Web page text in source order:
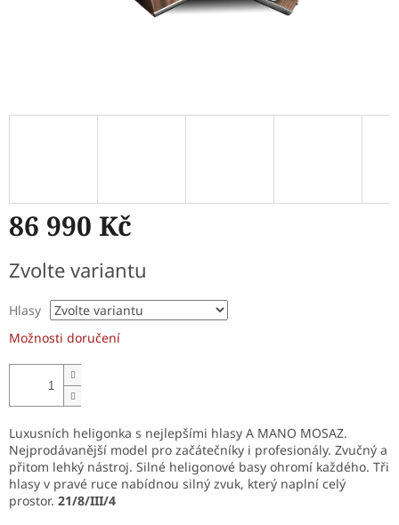
86 990 Kč
cena:
Zvolte variantu
Hlasy
Možnosti doručení
Luxusních heligonka s nejlepšími hlasy A MANO MOSAZ.
Nejprodávanější model pro začátečníky i profesionály. Zvučný a
přitom lehký nástroj. Silné heligonové basy ohromí každého. Tři
hlasy v pravé ruce nabídnou silný zvuk, který naplní celý
prostor. 21/8/III/4